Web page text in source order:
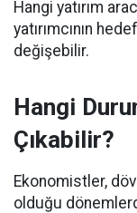
Hangi yatırım
yatırımcının
değişebilir.
Hangi
Çıkabilir?
Ekonomistler,
olduğu